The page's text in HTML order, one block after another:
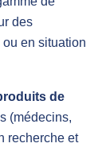
des
en situation
de
(médecins,
recherche et